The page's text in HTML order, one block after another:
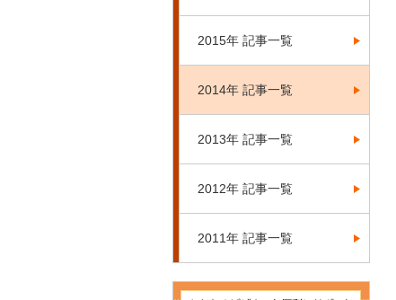
2015年 記事一覧
2014年 記事一覧
2013年 記事一覧
2012年 記事一覧
2011年 記事一覧